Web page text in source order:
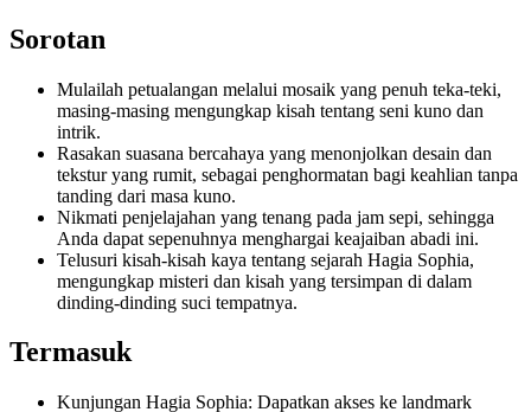
Sorotan
Mulailah petualangan melalui mosaik yang penuh teka-teki,
masing-masing mengungkap kisah tentang seni kuno dan
intrik.
Rasakan suasana bercahaya yang menonjolkan desain dan
tekstur yang rumit, sebagai penghormatan bagi keahlian tanpa
tanding dari masa kuno.
Nikmati penjelajahan yang tenang pada jam sepi, sehingga
Anda dapat sepenuhnya menghargai keajaiban abadi ini.
Telusuri kisah-kisah kaya tentang sejarah Hagia Sophia,
mengungkap misteri dan kisah yang tersimpan di dalam
dinding-dinding suci tempatnya.
Termasuk
Kunjungan Hagia Sophia: Dapatkan akses ke landmark